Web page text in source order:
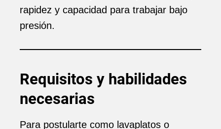
rapidez y capacidad para trabajar bajo
presión.
Requisitos y habilidades
necesarias
Para postularte como lavaplatos o